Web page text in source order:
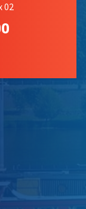
02
une nouvelle